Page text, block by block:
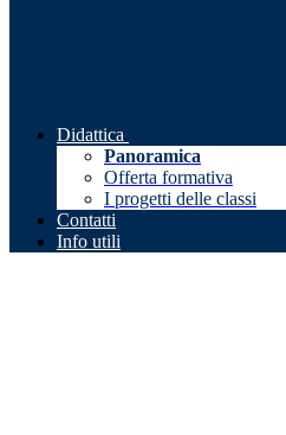
Didattica
Panoramica
Offerta formativa
I progetti delle classi
Contatti
Info utili